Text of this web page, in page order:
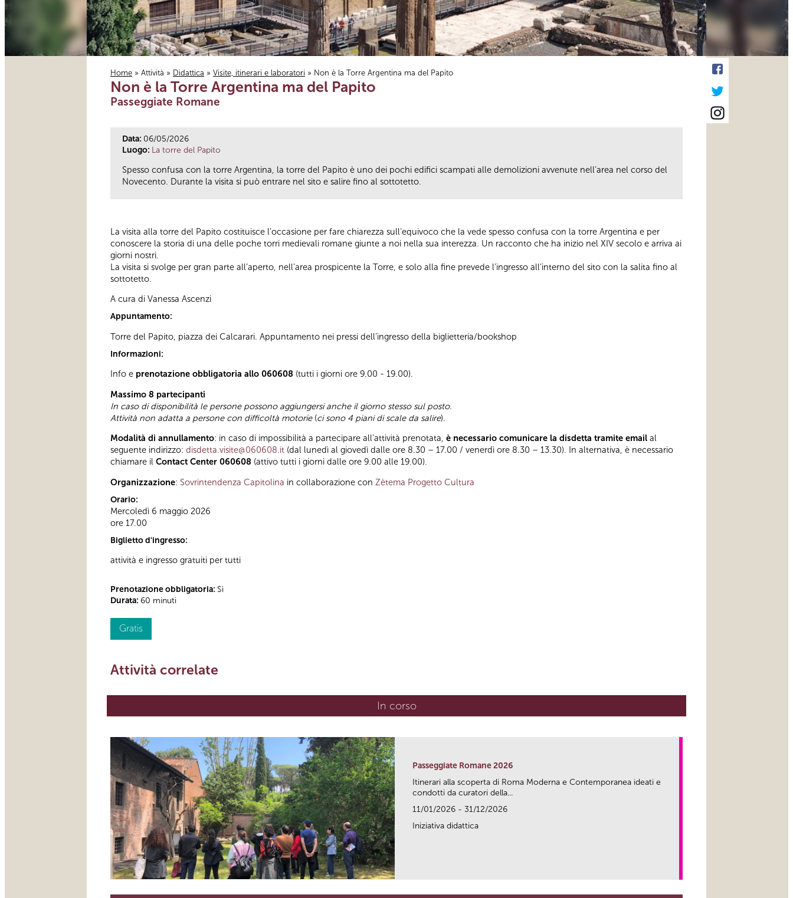
Tu sei qui
Home » Attività » Didattica » Visite, itinerari e laboratori » Non è la Torre Argentina ma del Papito
Non è la Torre Argentina ma del Papito
Passeggiate Romane
Data: 06/05/2026
Luogo: La torre del Papito
Spesso confusa con la torre Argentina, la torre del Papito è uno dei pochi edifici scampati alle demolizioni avvenute nell’area nel corso del
Novecento. Durante la visita si può entrare nel sito e salire fino al sottotetto.
La visita alla torre del Papito costituisce l’occasione per fare chiarezza sull’equivoco che la vede spesso confusa con la torre Argentina e per
conoscere la storia di una delle poche torri medievali romane giunte a noi nella sua interezza. Un racconto che ha inizio nel XIV secolo e arriva ai
giorni nostri.
La visita si svolge per gran parte all’aperto, nell’area prospicente la Torre, e solo alla fine prevede l’ingresso all’interno del sito con la salita fino al
sottotetto.
A cura di Vanessa Ascenzi
Appuntamento:
Torre del Papito, piazza dei Calcarari. Appuntamento nei pressi dell’ingresso della biglietteria/bookshop
Informazioni:
Info e prenotazione obbligatoria allo 060608 (tutti i giorni ore 9.00 - 19.00).
Massimo 8 partecipanti
In caso di disponibilità le persone possono aggiungersi anche il giorno stesso sul posto.
Attività non adatta a persone con difficoltà motorie(ci sono 4 piani di scale da salire).
Modalità di annullamento: in caso di impossibilità a partecipare all’attività prenotata, è necessario comunicare la disdetta tramite email al
seguente indirizzo: disdetta.visite@060608.it (dal lunedì al giovedì dalle ore 8.30 – 17.00 / venerdì ore 8.30 – 13.30). In alternativa, è necessario
chiamare il Contact Center 060608 (attivo tutti i giorni dalle ore 9.00 alle 19.00).
Organizzazione: Sovrintendenza Capitolina in collaborazione con Zètema Progetto Cultura
Orario:
Mercoledì 6 maggio 2026
ore 17.00
Biglietto d'ingresso:
attività e ingresso gratuiti per tutti
Prenotazione obbligatoria: Sì
Durata: 60 minuti
Gratis
Attività correlate
In corso(scheda attiva)
Passeggiate Romane 2026
Itinerari alla scoperta di Roma Moderna e Contemporanea ideati e
condotti da curatori della...
11/01/2026 - 31/12/2026
Iniziativa didattica